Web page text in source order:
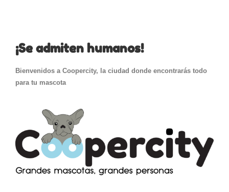
¡Se admiten humanos!
Bienvenidos a Coopercity, la ciudad donde encontrarás todo
para tu mascota